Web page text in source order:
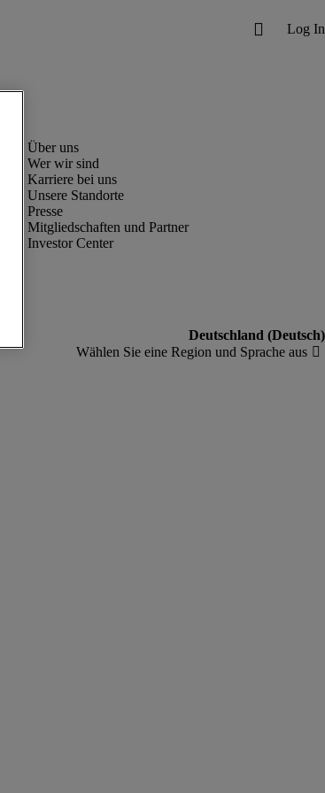
Wer wir sind
Karriere bei uns
Unsere Standorte
Presse
Mitgliedschaften und Partner
Investor Center